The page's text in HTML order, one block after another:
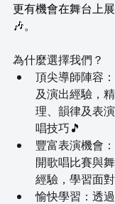
更有機會在舞台上
🎶。
為什麼選擇我們？
頂尖導師陣容
及演出經驗，
理、韻律及表
唱技巧🎵
豐富表演機會
開歌唱比賽與
經驗，學習面
愉快學習：透